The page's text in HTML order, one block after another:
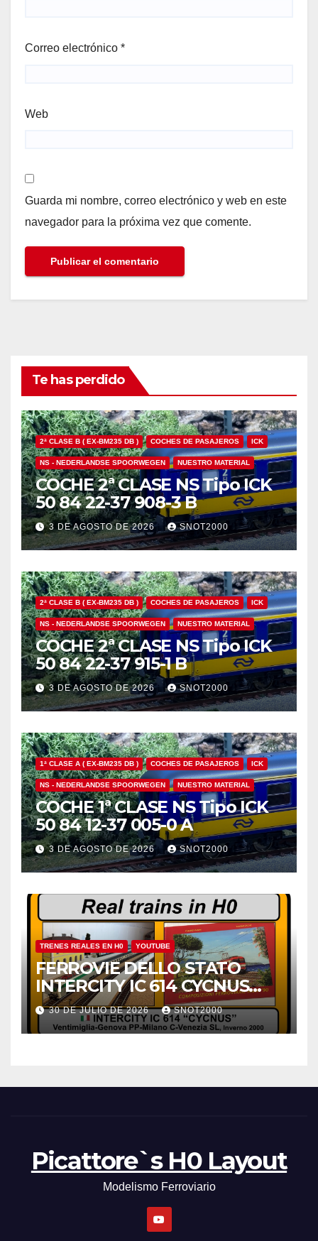
Correo electrónico *
Web
Guarda mi nombre, correo electrónico y web en este
navegador para la próxima vez que comente.
Te has perdido
2ª CLASE B ( EX-BM235 DB ) COCHES DE PASAJEROS ICK
NS - NEDERLANDSE SPOORWEGEN NUESTRO MATERIAL
COCHE 2ª CLASE NS Tipo ICK
50 84 22-37 908-3 B
3 DE AGOSTO DE 2026 SNOT2000
2ª CLASE B ( EX-BM235 DB ) COCHES DE PASAJEROS ICK
NS - NEDERLANDSE SPOORWEGEN NUESTRO MATERIAL
COCHE 2ª CLASE NS Tipo ICK
50 84 22-37 915-1 B
3 DE AGOSTO DE 2026 SNOT2000
1ª CLASE A ( EX-BM235 DB ) COCHES DE PASAJEROS ICK
NS - NEDERLANDSE SPOORWEGEN NUESTRO MATERIAL
COCHE 1ª CLASE NS Tipo ICK
50 84 12-37 005-0 A
3 DE AGOSTO DE 2026 SNOT2000
TRENES REALES EN H0 YOUTUBE
FERROVIE DELLO STATO
INTERCITY IC 614 CYCNUS
INVERNO 2000
30 DE JULIO DE 2026 SNOT2000
Picattore`s H0 Layout
Modelismo Ferroviario